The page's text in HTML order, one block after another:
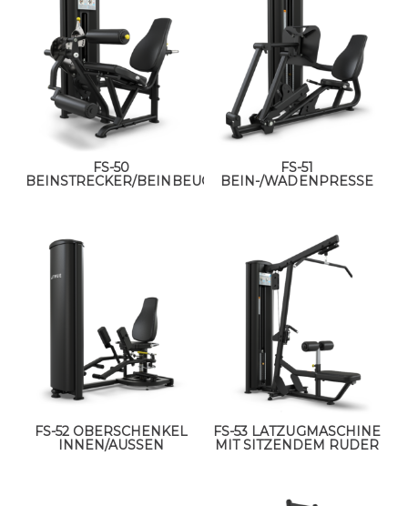
FS-50
BEINSTRECKER/BEINBEUGER
FS-51
BEIN-/WADENPRESSE
FS-52 OBERSCHENKEL
INNEN/AUSSEN
FS-53 LATZUGMASCHINE
MIT SITZENDEM RUDER